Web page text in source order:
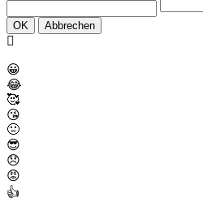
OK Abbrechen
😀
😂
🥰
😘
🤢
😎
😞
😡
👍